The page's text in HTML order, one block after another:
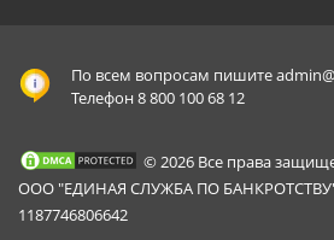
По всем вопросам пишите
Телефон 8 800 100 68 12
© 2026 Все права
ООО "ЕДИНАЯ СЛУЖБА ПО
1187746806642